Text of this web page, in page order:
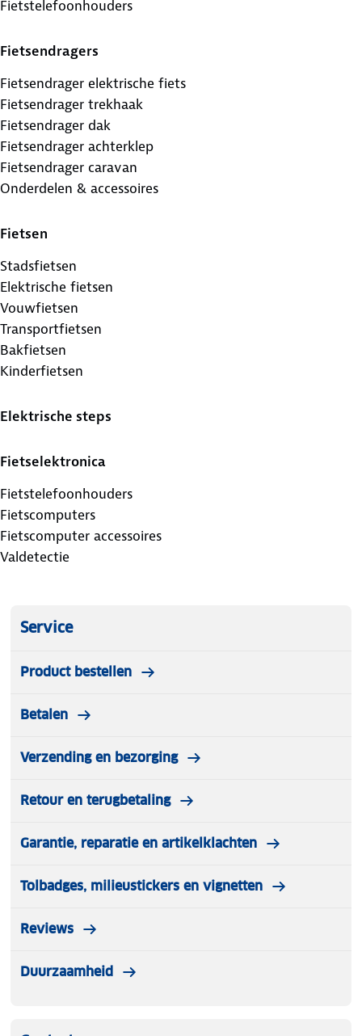
Fietstelefoonhouders
Fietsendragers
Fietsendrager elektrische fiets
Fietsendrager trekhaak
Fietsendrager dak
Fietsendrager achterklep
Fietsendrager caravan
Onderdelen & accessoires
Fietsen
Stadsfietsen
Elektrische fietsen
Vouwfietsen
Transportfietsen
Bakfietsen
Kinderfietsen
Elektrische steps
Fietselektronica
Fietstelefoonhouders
Fietscomputers
Fietscomputer accessoires
Valdetectie
Service
Product bestellen
Betalen
Verzending en bezorging
Retour en terugbetaling
Garantie, reparatie en artikelklachten
Tolbadges, milieustickers en vignetten
Reviews
Duurzaamheid